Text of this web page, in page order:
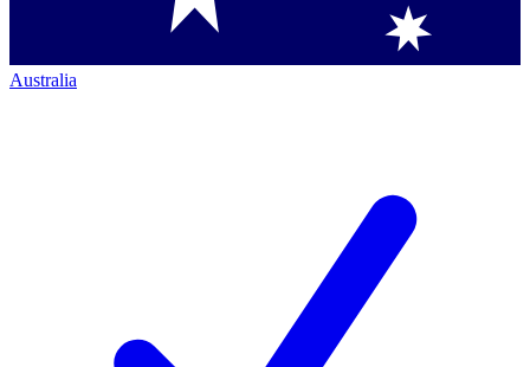
Australia